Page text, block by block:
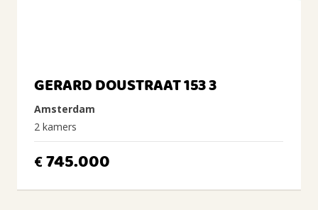
GERARD DOUSTRAAT 153 3
Amsterdam
2 kamers
€745.000